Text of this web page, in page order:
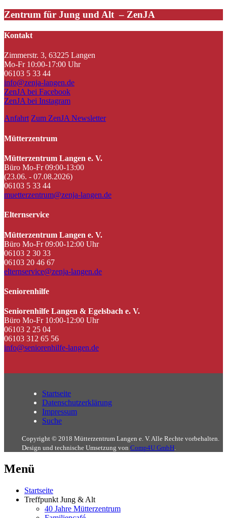
Zentrum für Jung und Alt – ZenJA
Kontakt
Zimmerstr. 3, 63225 Langen
Mo-Fr 10:00-17:00 Uhr
06103 5 33 44
info@zenja-langen.de
ZenJA bei Facebook
ZenJA bei Instagram
Anfahrt Zum ZenJA Newsletter
Mütterzentrum
Mütterzentrum Langen e. V.
Büro Mo-Fr 09:00-13:00
(23.06. - 07.08.2026)
06103 5 33 44
muetterzentrum@zenja-langen.de
Elternservice
Mütterzentrum Langen e. V.
Büro Mo-Fr 09:00-12:00 Uhr
06103 2 30 33
06103 20 46 67
elternservice@zenja-langen.de
Seniorenhilfe
Seniorenhilfe Langen & Egelsbach e. V.
Büro Mo-Fr 10:00-12:00 Uhr
06103 2 25 04
06103 312 65 56
info@seniorenhilfe-langen.de
Startseite
Datenschutzerklärung
Impressum
Suche
Copyright © 2018 Mütterzentrum Langen e. V. Alle Rechte vorbehalten.
Design und technische Umsetzung von Comp4U GmbH.
Menü
Startseite
Treffpunkt Jung & Alt
40 Jahre Mütterzentrum